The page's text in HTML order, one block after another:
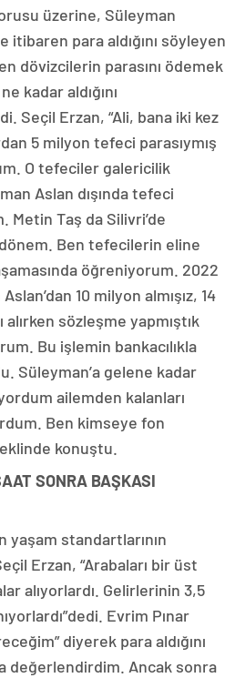
üzerine, Süleyman
itibaren para aldığını söyleyen
dövizcilerin parasını ödemek
kadar aldığını
Seçil Erzan, “Ali, bana iki kez
5 milyon tefeci parasıymış
O tefeciler galericilik
Aslan dışında tefeci
Taş da Silivri’de
Ben tefecilerin eline
öğreniyorum. 2022
10 milyon almışız, 14
sözleşme yapmıştık
Bu işlemin bankacılıkla
Süleyman’a gelene kadar
ailemden kalanları
Ben kimseye fon
konuştu.
SONRA BAŞKASI
yaşam standartlarının
Erzan, “Arabaları bir üst
alıyorlardı. Gelirlerinin 3,5
Evrim Pınar
diyerek para aldığını
değerlendirdim. Ancak sonra